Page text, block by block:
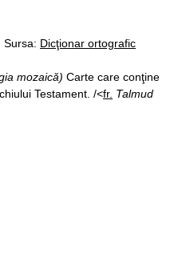
Sursa: Dicţionar ortografic
mozaică) Carte care conţine
Testament. /<fr. Talmud